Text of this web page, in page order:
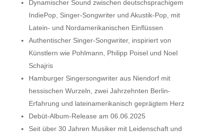
Dynamischer Sound zwischen deutschsprachigem
IndiePop, Singer-Songwriter und Akustik-Pop, mit
Latein- und Nordamerikanischen Einflüssen
Authentischer Singer-Songwriter, inspiriert von
Künstlern wie Pohlmann, Philipp Poisel und Noel
Schajris
Hamburger Singersongwriter aus Niendorf mit
hessischen Wurzeln, zwei Jahrzehnten Berlin-
Erfahrung und lateinamerikanisch geprägtem Herz
Debüt-Album-Release am 06.06.2025
Seit über 30 Jahren Musiker mit Leidenschaft und